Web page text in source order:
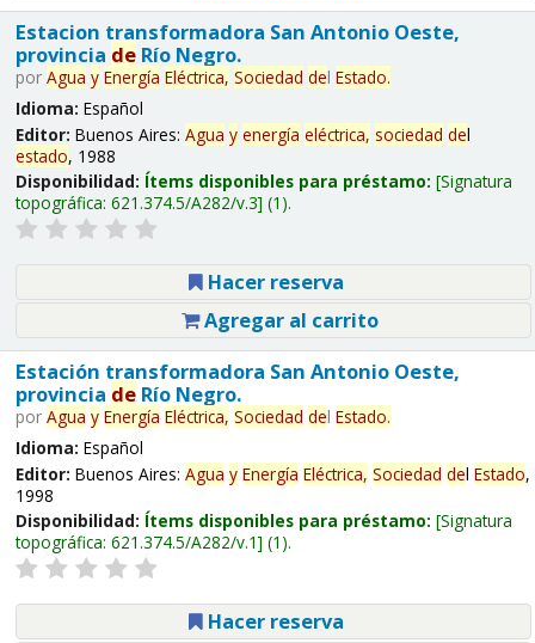
Estacion transformadora San Antonio Oeste,
provincia deRío Negro.
por Agua y Energía Eléctrica, Sociedad del Estado.
Idioma: Español
Editor: Buenos Aires: Agua y energía eléctrica, sociedad del
estado, 1988
Disponibilidad: Ítems disponibles para préstamo: Signatura
topográfica: 621.374.5/A282/v.3 (1).
Hacer reserva
Agregar al carrito
Estación transformadora San Antonio Oeste,
provincia deRío Negro.
por Agua y Energía Eléctrica, Sociedad del Estado.
Idioma: Español
Editor: Buenos Aires: Agua y Energía Eléctrica, Sociedad del Estado,
1998
Disponibilidad: Ítems disponibles para préstamo: Signatura
topográfica: 621.374.5/A282/v.1 (1).
Hacer reserva